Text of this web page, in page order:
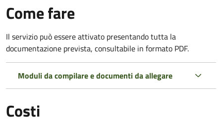
Come fare
Il servizio può essere attivato presentando tutta la
documentazione prevista, consultabile in formato PDF.
Moduli da compilare e documenti da allegare
Costi